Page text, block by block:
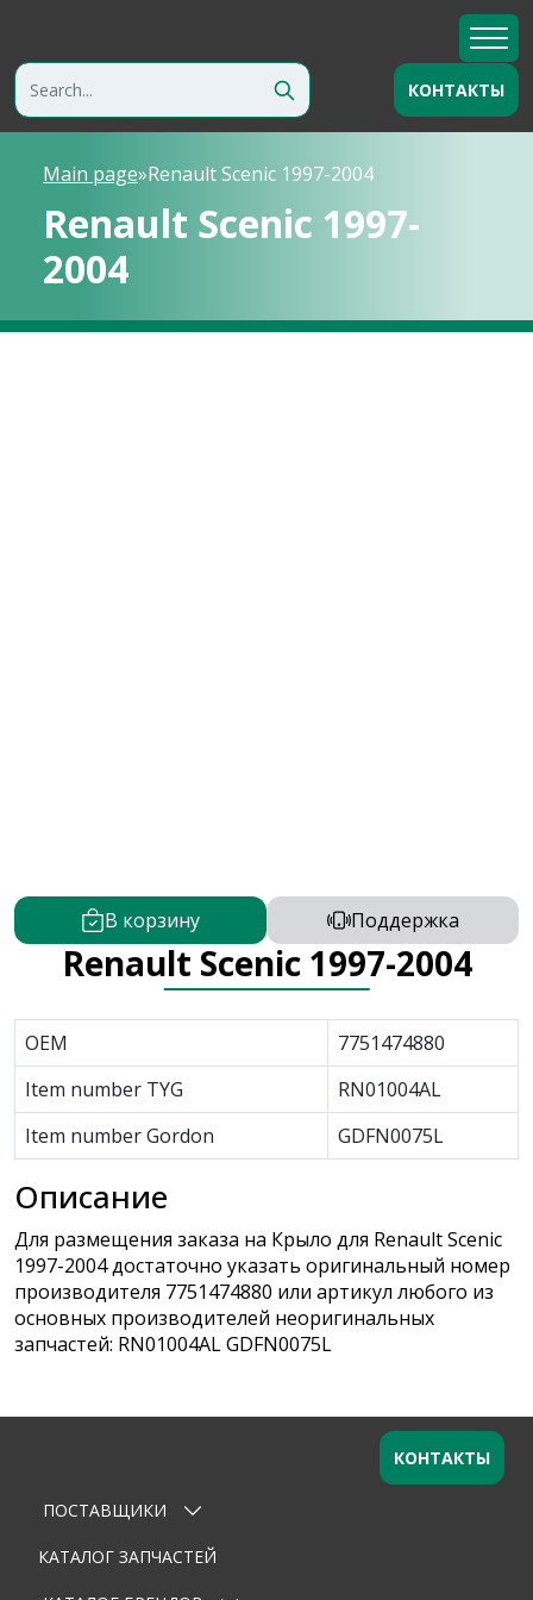
КОНТАКТЫ
Main page»Renault Scenic 1997-2004
Renault Scenic 1997-
2004
В корзину Поддержка
Renault Scenic 1997-2004
OEM
7751474880
Item number TYG
RN01004AL
Item number Gordon
GDFN0075L
Описание
Для размещения заказа на Крыло для Renault Scenic
1997-2004 достаточно указать оригинальный номер
производителя 7751474880 или артикул любого из
основных производителей неоригинальных
запчастей: RN01004AL GDFN0075L
Оставьте заявку
Ваше имя
ПОСТАВЩИКИ
КАТАЛОГ ЗАПЧАСТЕЙ
КОНТАКТЫ